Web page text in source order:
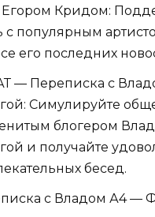
Егором Кридом:
с популярным
его последних
— Переписка с
Симулируйте
блогером
и получайте
бесед.
с Владом А4 —